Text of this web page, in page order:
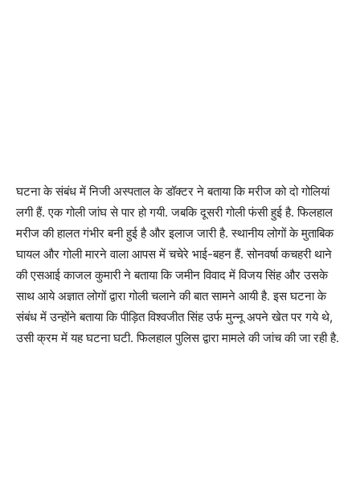
घटना के संबंध में निजी अस्पताल के डॉक्टर ने बताया कि मरीज को दो गोलियां
लगी हैं. एक गोली जांघ से पार हो गयी. जबकि दूसरी गोली फंसी हुई है. फिलहाल
मरीज की हालत गंभीर बनी हुई है और इलाज जारी है. स्थानीय लोगों के मुताबिक
घायल और गोली मारने वाला आपस में चचेरे भाई-बहन हैं. सोनवर्षा कचहरी थाने
की एसआई काजल कुमारी ने बताया कि जमीन विवाद में विजय सिंह और उसके
साथ आये अज्ञात लोगों द्वारा गोली चलाने की बात सामने आयी है. इस घटना के
संबंध में उन्होंने बताया कि पीड़ित विश्वजीत सिंह उर्फ मुन्नू अपने खेत पर गये थे,
उसी क्रम में यह घटना घटी. फिलहाल पुलिस द्वारा मामले की जांच की जा रही है.